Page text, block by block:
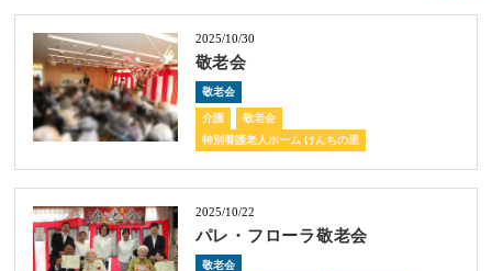
2025/10/30
敬老会
敬老会
介護
敬老会
特別養護老人ホーム けんちの里
2025/10/22
パレ・フローラ敬老会
敬老会